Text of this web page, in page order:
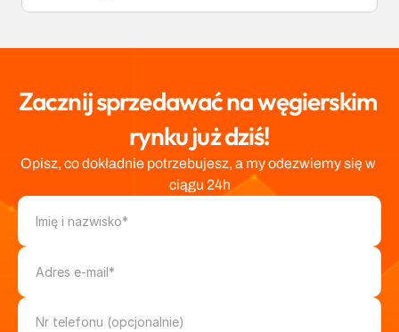
Zacznij sprzedawać na węgierskim
rynku już dziś!
Opisz, co dokładnie potrzebujesz, a my odezwiemy się w
ciągu 24h